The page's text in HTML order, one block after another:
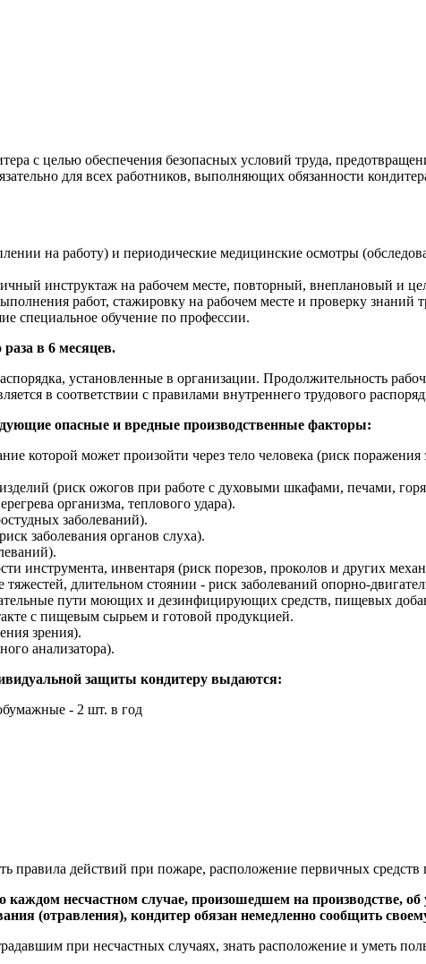
с целью обеспечения безопасных условий труда,
для всех работников, выполняющих обязанности
на работу) и периодические медицинские осмотры
инструктаж на рабочем месте, повторный, внеплановый и
работ, стажировку на рабочем месте и проверку знаний
специальное обучение по профессии.
в 6 месяцев.
установленные в организации. Продолжительность
в соответствии с правилами внутреннего трудового
опасные и вредные производственные факторы:
которой может произойти через тело человека (риск
(риск ожогов при работе с духовыми шкафами, печами,
организма, теплового удара).
заболеваний).
заболевания органов слуха).
инструмента, инвентаря (риск порезов, проколов и других
длительном стоянии - риск заболеваний опорно-
пути моющих и дезинфицирующих средств, пищевых
с пищевым сырьем и готовой продукцией.
зрения).
анализатора).
защиты кондитеру выдаются:
- 2 шт. в год
правила действий при пожаре, расположение первичных
несчастном случае, произошедшем на производстве, об
(отравления), кондитер обязан немедленно сообщить
при несчастных случаях, знать расположение и уметь